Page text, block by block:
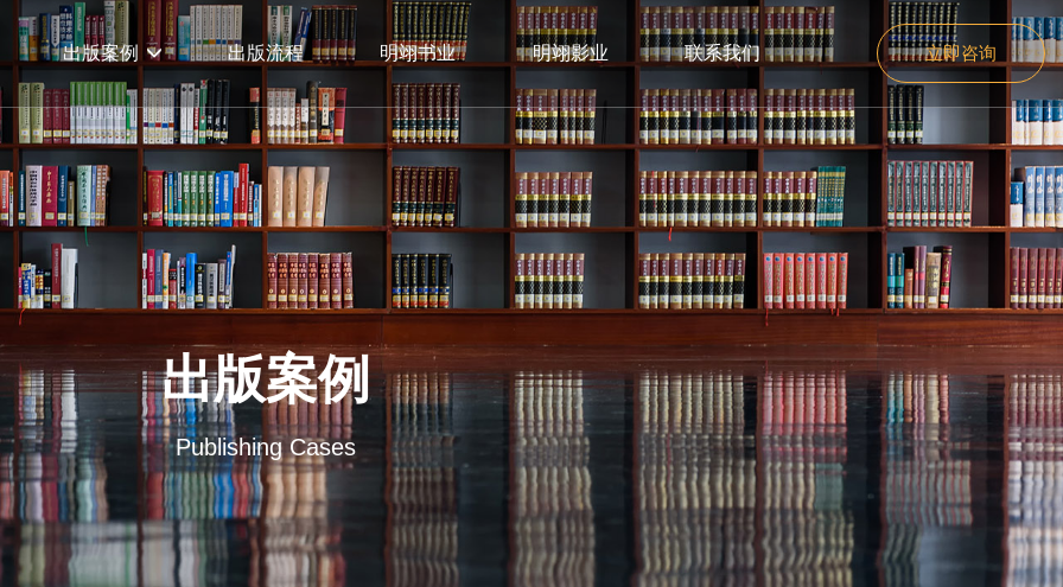
出版案例 出版流程 明翊书业 明翊影业 联系我们 立即咨询
出版案例
Publishing Cases